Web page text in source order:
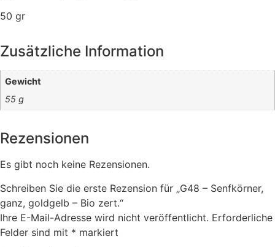
50 gr
Zusätzliche Information
Gewicht
55 g
Rezensionen
Es gibt noch keine Rezensionen.
Schreiben Sie die erste Rezension für „G48 – Senfkörner,
ganz, goldgelb – Bio zert.“
Ihre E-Mail-Adresse wird nicht veröffentlicht. Erforderliche
Felder sind mit * markiert